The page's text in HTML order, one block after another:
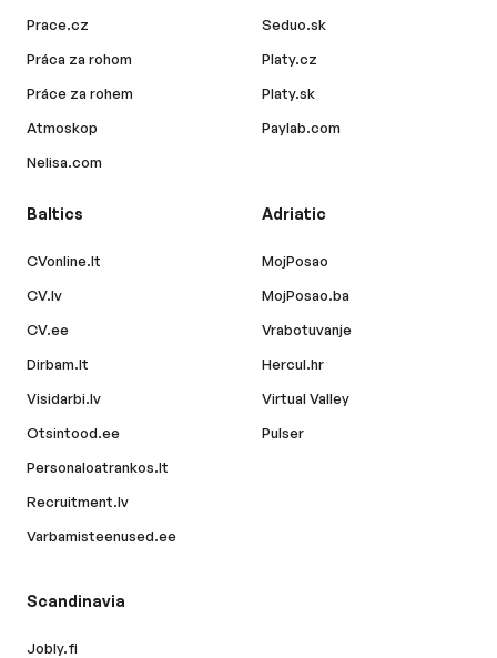
Prace.cz
Práca za rohom
Práce za rohem
Atmoskop
Nelisa.com
Seduo.sk
Platy.cz
Platy.sk
Paylab.com
Baltics
CVonline.lt
CV.lv
CV.ee
Dirbam.lt
Visidarbi.lv
Otsintood.ee
Personaloatrankos.lt
Recruitment.lv
Varbamisteenused.ee
Adriatic
MojPosao
MojPosao.ba
Vrabotuvanje
Hercul.hr
Virtual Valley
Pulser
Scandinavia
Jobly.fi